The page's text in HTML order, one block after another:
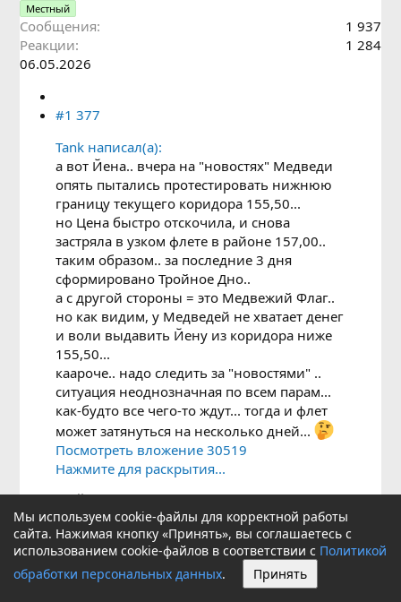
Местный
Сообщения
1 937
Реакции
1 284
06.05.2026
#1 377
Tank написал(а):
а вот Йена.. вчера на "новостях" Медведи
опять пытались протестировать нижнюю
границу текущего коридора 155,50...
но Цена быстро отскочила, и снова
застряла в узком флете в районе 157,00..
таким образом.. за последние 3 дня
сформировано Тройное Дно..
а с другой стороны = это Медвежий Флаг..
но как видим, у Медведей не хватает денег
и воли выдавить Йену из коридора ниже
155,50...
каароче.. надо следить за "новостями" ..
ситуация неоднозначная по всем парам...
как-будто все чего-то ждут... тогда и флет
может затянуться на несколько дней...
Посмотреть вложение 30519
Нажмите для раскрытия...
сегодня Йена оказалась слабее всех: и слабее Фунта,
и слабее Доллара...
в итоге ТройноеДно/МедвежийФлаг превратился в
Треугольник Флета.. из которого йену выдавили
вверх...
завтра.. по идее.. чтоб разрядить обстановку: должна
Мы используем cookie-файлы для корректной работы
сайта. Нажимая кнопку «Принять», вы соглашаетесь с
использованием cookie-файлов в соответствии с Политикой
обработки персональных данных. Принять